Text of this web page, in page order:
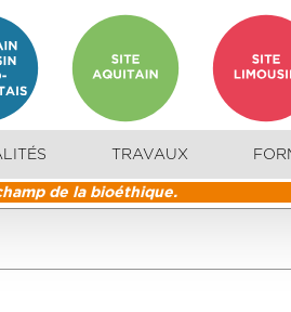
TRAVAUX
de la bioéthique.